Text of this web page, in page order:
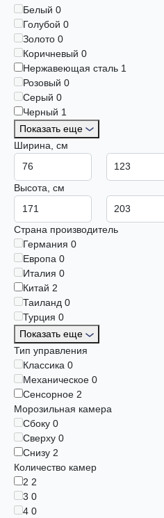
Белый 0
Голубой 0
Золото 0
Коричневый 0
Нержавеющая сталь 1
Розовый 0
Серый 0
Черный 1
Показать еще
Ширина, см
Высота, см
Страна производитель
Германия 0
Европа 0
Италия 0
Китай 2
Таиланд 0
Турция 0
Показать еще
Тип управления
Классика 0
Механическое 0
Сенсорное 2
Морозильная камера
Сбоку 0
Сверху 0
Снизу 2
Количество камер
2 2
3 0
4 0